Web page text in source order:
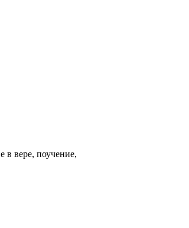
в вере, поучение,